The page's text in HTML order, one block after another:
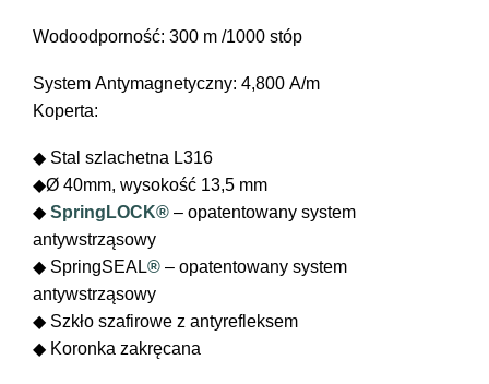
Wodoodporność: 300 m /1000 stóp
System Antymagnetyczny: 4,800 A/m
Koperta:
◆ Stal szlachetna L316
◆Ø 40mm, wysokość 13,5 mm
◆ SpringLOCK® – opatentowany system
antywstrząsowy
◆ SpringSEAL® – opatentowany system
antywstrząsowy
◆ Szkło szafirowe z antyrefleksem
◆ Koronka zakręcana